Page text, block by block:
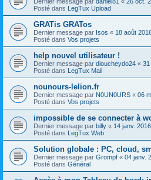
Posté dans LegTux Upload
GRATis GRATos
Dernier message par Isos « 18 août
Posté dans Vos projets
help nouvel utilisateur !
Dernier message par dioucheydo24 « 31
Posté dans LegTux Mail
nounours-lelion.fr
Dernier message par N0UN0URS « 06
Posté dans Vos projets
impossible de se connecter à
Dernier message par billy « 14 janv.
Posté dans LegTux Web
Solution globale : PC, cloud,
Dernier message par Grompf « 04 janv.
Posté dans Général